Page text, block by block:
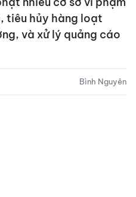
tiêu hủy hàng loạt
và xử lý quảng cáo
Bình Nguyên